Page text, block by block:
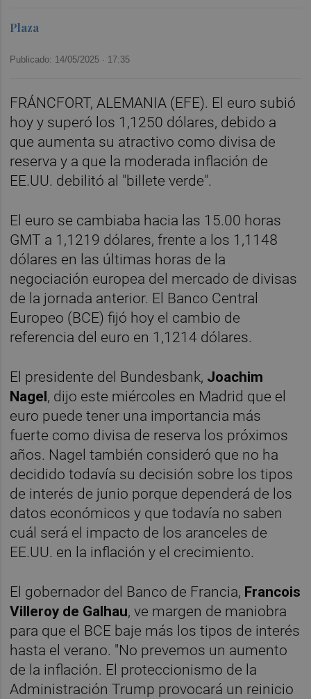
Plaza
Publicado: 14/05/2025 · 17:35
FRÁNCFORT, ALEMANIA (EFE). El euro subió
hoy y superó los 1,1250 dólares, debido a
que aumenta su atractivo como divisa de
reserva y a que la moderada inflación de
EE.UU. debilitó al "billete verde".
El euro se cambiaba hacia las 15.00 horas
GMT a 1,1219 dólares, frente a los 1,1148
dólares en las últimas horas de la
negociación europea del mercado de divisas
de la jornada anterior. El Banco Central
Europeo (BCE) fijó hoy el cambio de
referencia del euro en 1,1214 dólares.
El presidente del Bundesbank, Joachim
Nagel, dijo este miércoles en Madrid que el
euro puede tener una importancia más
fuerte como divisa de reserva los próximos
años. Nagel también consideró que no ha
decidido todavía su decisión sobre los tipos
de interés de junio porque dependerá de los
datos económicos y que todavía no saben
cuál será el impacto de los aranceles de
EE.UU. en la inflación y el crecimiento.
El gobernador del Banco de Francia, Francois
Villeroy de Galhau, ve margen de maniobra
para que el BCE baje más los tipos de interés
hasta el verano. "No prevemos un aumento
de la inflación. El proteccionismo de la
Administración Trump provocará un reinicio